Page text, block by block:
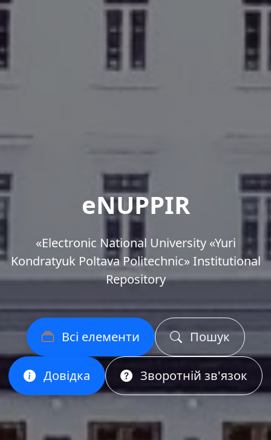
eNUPPIR
«Еlectronic National University «Yuri
Kondratyuk Poltava Politechnic» Institutional
Repository
Всі елементи Пошук
Довідка Зворотній зв'язок